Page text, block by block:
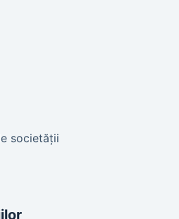
societății